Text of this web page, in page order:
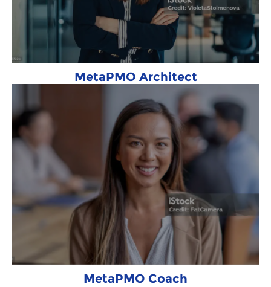
MetaPMO Architect
MetaPMO Coach